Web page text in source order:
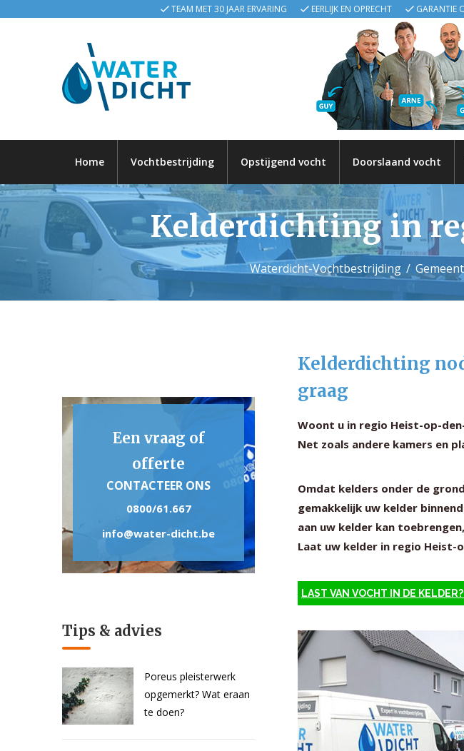
TEAM MET 30 JAAR ERVARING EERLIJK EN OPRECHT GARANTIE
Home Vochtbestrijding Opstijgend vocht Doorslaand vocht
Kelderdichting in
Waterdicht-Vochtbestrijding
Een vraag of
offerte
CONTACTEER ONS
0800/61.667
info@water-dicht.be
Tips & advies
Poreus pleisterwerk
opgemerkt? Wat eraan
te doen?
Kelderdichting
graag
Woont u in regio Heist-op-
Net zoals andere kamers en
Omdat kelders onder de
gemakkelijk uw kelder
aan uw kelder kan
Laat uw kelder in regio
LAST VAN VOCHT IN DE